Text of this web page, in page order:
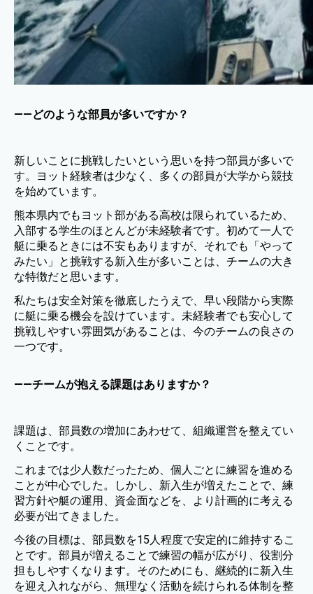
——どのような部員が多いですか？
新しいことに挑戦したいという思いを持つ部員が多いで
す。ヨット経験者は少なく、多くの部員が大学から競技
を始めています。
熊本県内でもヨット部がある高校は限られているため、
入部する学生のほとんどが未経験者です。初めて一人で
艇に乗るときには不安もありますが、それでも「やって
みたい」と挑戦する新入生が多いことは、チームの大き
な特徴だと思います。
私たちは安全対策を徹底したうえで、早い段階から実際
に艇に乗る機会を設けています。未経験者でも安心して
挑戦しやすい雰囲気があることは、今のチームの良さの
一つです。
——チームが抱える課題はありますか？
課題は、部員数の増加にあわせて、組織運営を整えてい
くことです。
これまでは少人数だったため、個人ごとに練習を進める
ことが中心でした。しかし、新入生が増えたことで、練
習方針や艇の運用、資金面などを、より計画的に考える
必要が出てきました。
今後の目標は、部員数を15人程度で安定的に維持するこ
とです。部員が増えることで練習の幅が広がり、役割分
担もしやすくなります。そのためにも、継続的に新入生
を迎え入れながら、無理なく活動を続けられる体制を整